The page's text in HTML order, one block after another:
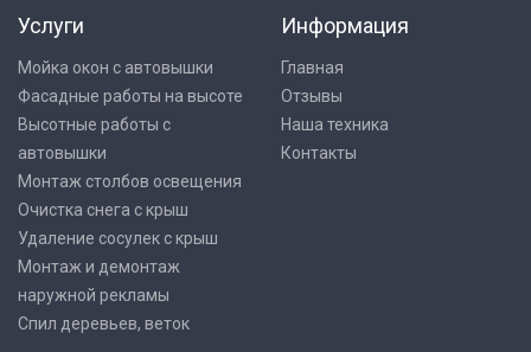
Услуги
Мойка окон с автовышки
Фасадные работы на высоте
Высотные работы с
автовышки
Монтаж столбов освещения
Очистка снега с крыш
Удаление сосулек с крыш
Монтаж и демонтаж
наружной рекламы
Спил деревьев, веток
Информация
Главная
Отзывы
Наша техника
Контакты